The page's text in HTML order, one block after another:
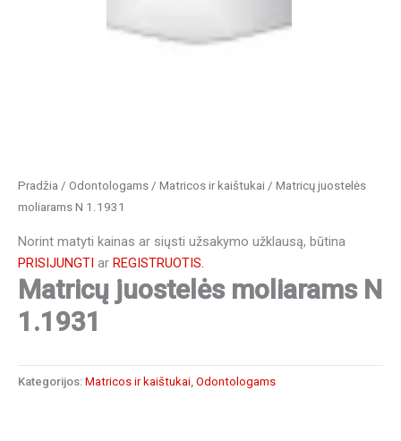
Pradžia / Odontologams / Matricos ir kaištukai / Matricų juostelės
moliarams N 1.1931
Norint matyti kainas ar siųsti užsakymo užklausą, būtina
PRISIJUNGTI ar REGISTRUOTIS.
Matricų juostelės moliarams N
1.1931
Kategorijos: Matricos ir kaištukai, Odontologams